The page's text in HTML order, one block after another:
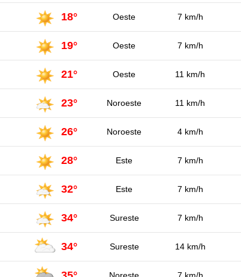
18° Oeste 7 km/h
19° Oeste 7 km/h
21° Oeste 11 km/h
23° Noroeste 11 km/h
26° Noroeste 4 km/h
28° Este 7 km/h
32° Este 7 km/h
34° Sureste 7 km/h
34° Sureste 14 km/h
Noreste 7 km/h